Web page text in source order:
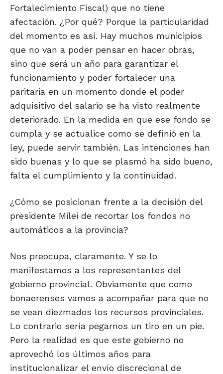
Fortalecimiento Fiscal) que no tiene
afectación. ¿Por qué? Porque la particularidad
del momento es así. Hay muchos municipios
que no van a poder pensar en hacer obras,
sino que será un año para garantizar el
funcionamiento y poder fortalecer una
paritaria en un momento donde el poder
adquisitivo del salario se ha visto realmente
deteriorado. En la medida en que ese fondo se
cumpla y se actualice como se definió en la
ley, puede servir también. Las intenciones han
sido buenas y lo que se plasmó ha sido bueno,
falta el cumplimiento y la continuidad.
¿Cómo se posicionan frente a la decisión del
presidente Milei de recortar los fondos no
automáticos a la provincia?
Nos preocupa, claramente. Y se lo
manifestamos a los representantes del
gobierno provincial. Obviamente que como
bonaerenses vamos a acompañar para que no
se vean diezmados los recursos provinciales.
Lo contrario sería pegarnos un tiro en un pie.
Pero la realidad es que este gobierno no
aprovechó los últimos años para
institucionalizar el envío discrecional de